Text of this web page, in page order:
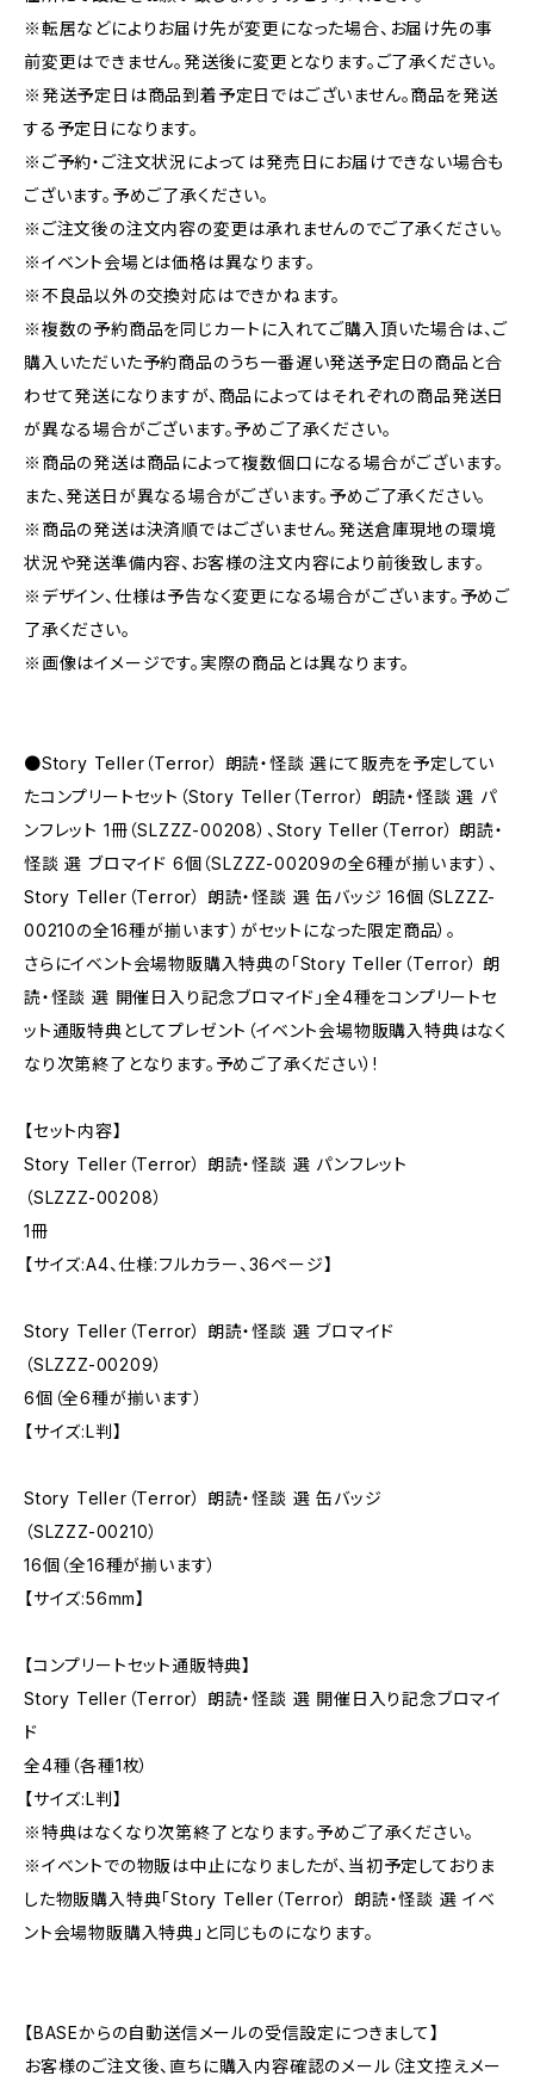
※転居などによりお届け先が変更になった場合、お届け先の事
前変更はできません。発送後に変更となります。ご了承ください。
※発送予定日は商品到着予定日ではございません。商品を発送
する予定日になります。
※ご予約・ご注文状況によっては発売日にお届けできない場合も
ございます。予めご了承ください。
※ご注文後の注文内容の変更は承れませんのでご了承ください。
※イベント会場とは価格は異なります。
※不良品以外の交換対応はできかねます。
※複数の予約商品を同じカートに入れてご購入頂いた場合は、ご
購入いただいた予約商品のうち一番遅い発送予定日の商品と合
わせて発送になりますが、商品によってはそれぞれの商品発送日
が異なる場合がございます。予めご了承ください。
※商品の発送は商品によって複数個口になる場合がございます。
また、発送日が異なる場合がございます。予めご了承ください。
※商品の発送は決済順ではございません。発送倉庫現地の環境
状況や発送準備内容、お客様の注文内容により前後致します。
※デザイン、仕様は予告なく変更になる場合がございます。予めご
了承ください。
※画像はイメージです。実際の商品とは異なります。
●Story Teller（Terror） 朗読・怪談 選にて販売を予定してい
たコンプリートセット（Story Teller（Terror） 朗読・怪談 選 パ
ンフレット 1冊（SLZZZ-00208）、Story Teller（Terror） 朗読・
怪談 選 ブロマイド 6個（SLZZZ-00209の全6種が揃います）、
Story Teller（Terror） 朗読・怪談 選 缶バッジ 16個（SLZZZ-
00210の全16種が揃います）がセットになった限定商品）。
さらにイベント会場物販購入特典の「Story Teller（Terror） 朗
読・怪談 選 開催日入り記念ブロマイド」全4種をコンプリートセ
ット通販特典としてプレゼント（イベント会場物販購入特典はなく
なり次第終了となります。予めご了承ください）!
【セット内容】
Story Teller（Terror） 朗読・怪談 選 パンフレット
（SLZZZ-00208）
1冊
【サイズ:A4、仕様:フルカラー、36ページ】
Story Teller（Terror） 朗読・怪談 選 ブロマイド
（SLZZZ-00209）
6個（全6種が揃います）
【サイズ:L判】
Story Teller（Terror） 朗読・怪談 選 缶バッジ
（SLZZZ-00210）
16個（全16種が揃います）
【サイズ:56mm】
【コンプリートセット通販特典】
Story Teller（Terror） 朗読・怪談 選 開催日入り記念ブロマイ
ド
全4種（各種1枚）
【サイズ:L判】
※特典はなくなり次第終了となります。予めご了承ください。
※イベントでの物販は中止になりましたが、当初予定しておりま
した物販購入特典「Story Teller（Terror） 朗読・怪談 選 イベ
ント会場物販購入特典」と同じものになります。
【BASEからの自動送信メールの受信設定につきまして】
お客様のご注文後、直ちに購入内容確認のメール（注文控えメー